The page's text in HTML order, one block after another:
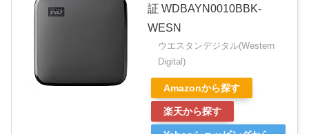
証 WDBAYN0010BBK-
WESN
ウエスタンデジタル(Western
Digital)
Amazonから探す
楽天から探す